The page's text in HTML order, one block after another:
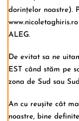
dorințelor noastre).
www.nicoletaghiris.ro
ALEG.
De evitat sa ne
EST când stăm pe
zona de Sud sau
An cu reușite cât
noastre, bine